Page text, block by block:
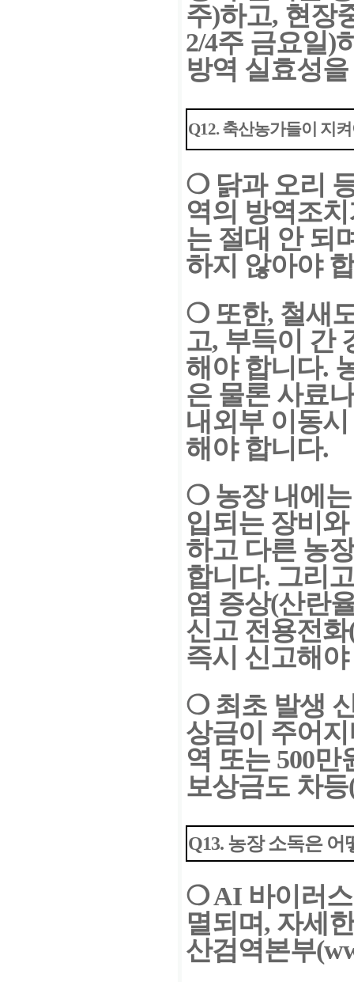
주)하고, 현장
2/4주 금요일)
방역 실효성
Q12.축산농가들이 지
❍ 닭과 오리
역의 방역조
는 절대 안 되
하지 않아야
❍ 또한, 철새
고, 부득이 간
해야 합니다.
은 물론 사료
내외부 이동
해야 합니다.
❍ 농장 내에
입되는 장비 와
하고 다른 농
합니다. 그리
염 증상(산란
신고 전용전화
즉시 신고해
❍ 최초 발생
상금이 주어
역 또는 500만
보상금도 차
Q13. 농장 소독은 어
❍AI 바이러
멸되며, 자세한
산검역본부